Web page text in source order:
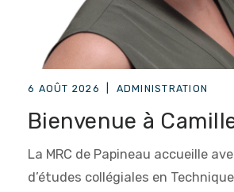
6 AOÛT 2026 ADMINISTRATION
Bienvenue à
La MRC de Papineau accueille
d’études collégiales en